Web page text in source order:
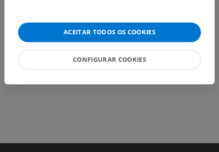
BAIXE O APLICATIVOACEITAR TODOS OS COOKIES
CONFIGURAR COOKIES